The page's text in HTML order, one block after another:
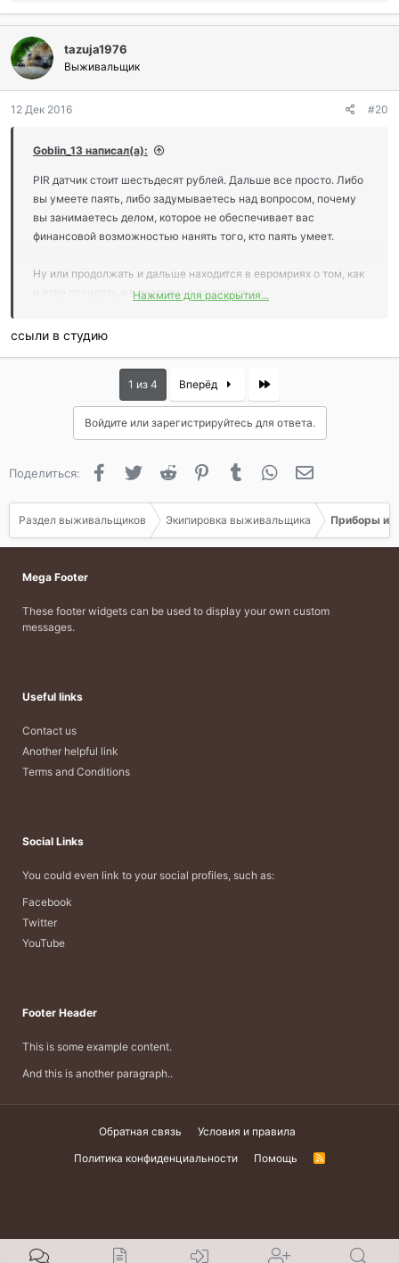
б
а
г
о
а
и
и
:
tazuja1976
Выживальщик
12 Дек 2016 #20
Goblin_13 написал(а):
PIR датчик стоит шестьдесят рублей. Дальше все просто. Либо
вы умеете паять, либо задумываетесь над вопросом, почему
вы занимаетесь делом, которое не обеспечивает вас
финансовой возможностью нанять того, кто паять умеет.
Ну или продолжать и дальше находится в евромриях о том, как
и елке посидеть и в ресторане покормиться.
круглогодичном режиме.
Что же касается надежности... Чисто электронное устройство,
любое, что ИК-барьер, что УЗ-сонар\СВЧ-радар или тепловой
детектор движения просто в силу отсутствия движущихся
частей не сопоставимо надежнее любого механического или,
тем более, электромеханического устройства.
Нажмите для раскрытия...
ссыли в студию
1 из 4 Вперёд Last
Войдите или зарегистрируйтесь для ответа.
Поделиться: FacebookTwitter Reddit PinterestTumblr WhatsApp
Раздел выживальщиков Экипировка выживальщика Приборы и
Mega Footer
These footer widgets can be used to display your own custom
messages.
Useful links
Contact us
Another helpful link
Terms and Conditions
Social Links
You could even link to your social profiles, such as:
Facebook
Twitter
YouTube
Footer Header
This is some example content.
And this is another paragraph..
Обратная связь
Условия и правила
Политика конфиденциальности
Помощь
R